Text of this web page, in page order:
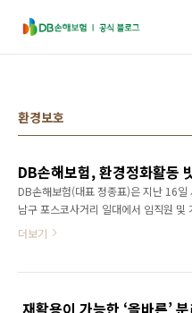
환경보호
DB손해보험(대표 정종표)은 지난 16일
남구 포스코사거리 일대에서 임직원 및
여명이 함께 걸으면서 쓰레기도 줍는 ‘줍
더보기